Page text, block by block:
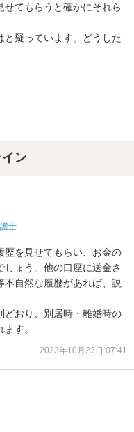
てもらうと確かにそれら
と疑っています。どうした
ン
士
歴を見せてもらい、お金の
ょう。他の口座に送金さ
自然な履歴があれば、説
どおり、別居時・離婚時の
す。
2023年10月23日 07:41